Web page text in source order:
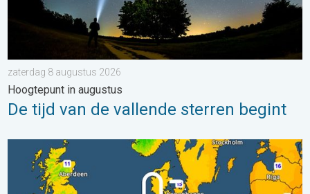
zaterdag 8 augustus 2026
Hoogtepunt in augustus
De tijd van de vallende sterren begint
Er komen koelere nachten aan. West- en Midden-Europa. . .